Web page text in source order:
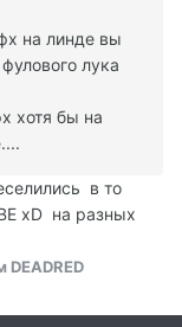
на линде вы
лука
хотя бы на
в то
xD на разных
DEADRED